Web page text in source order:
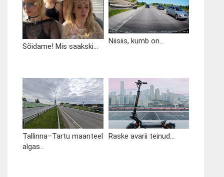
Sõidame! Mis saakski...
Niisiis, kumb on...
Tallinna–Tartu maanteel
algas...
Raske avarii teinud...